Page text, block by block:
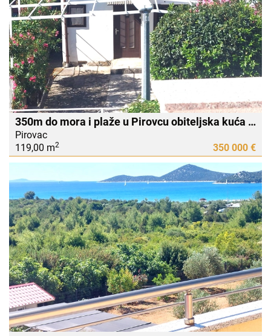
350m do mora i plaže u Pirovcu obiteljska kuća na prodaju
Pirovac
119,00 m2 350 000 €